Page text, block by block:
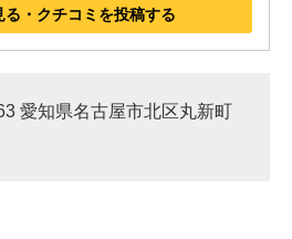
る・クチコミを投稿する
愛知県名古屋市北区丸新町